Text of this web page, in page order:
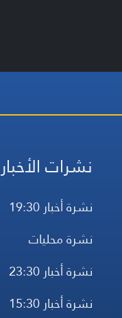
نشرات الأخبار
نشرة أخبار 19:30
نشرة محليات
نشرة أخبار 23:30
نشرة أخبار 15:30